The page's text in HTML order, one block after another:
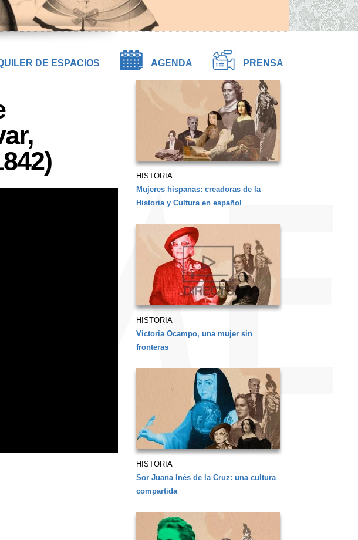
DE ESPACIOS AGENDA PRENSA
HISTORIA
Mujeres hispanas: creadoras de la
Historia y Cultura en español
HISTORIA
Victoria Ocampo, una mujer sin
fronteras
HISTORIA
Sor Juana Inés de la Cruz: una cultura
compartida